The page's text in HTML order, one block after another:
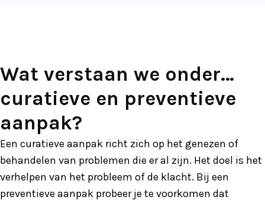
Wat verstaan we onder…
curatieve en preventieve
aanpak?
Een curatieve aanpak richt zich op het genezen of
behandelen van problemen die er al zijn. Het doel is het
verhelpen van het probleem of de klacht. Bij een
preventieve aanpak probeer je te voorkomen dat